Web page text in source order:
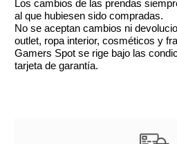
Los cambios de las prendas
al que hubiesen sido compradas.
No se aceptan cambios ni
outlet, ropa interior, cosméticos y
Gamers Spot se rige bajo las
tarjeta de garantía.